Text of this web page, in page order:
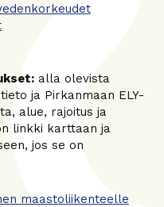
alla olevista
ja Pirkanmaan ELY-
alue, rajoitus ja
linkki karttaan ja
jos se on
maastoliikenteelle